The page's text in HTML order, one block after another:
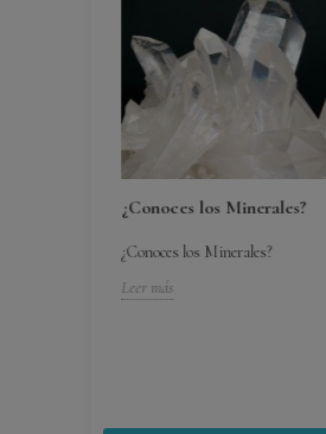
¿Conoces los Minerales?
¿Conoces los Minerales?
Leer más